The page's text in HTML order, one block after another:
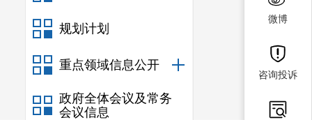
规划计划
重点领域信息公开
政府全体会议及常务
会议信息
微博
咨询投诉